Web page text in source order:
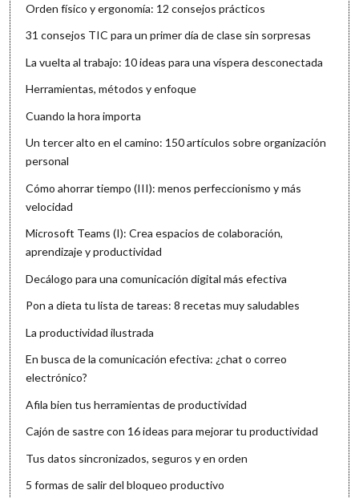
Orden físico y ergonomía: 12 consejos prácticos
31 consejos TIC para un primer día de clase sin sorpresas
La vuelta al trabajo: 10 ideas para una víspera desconectada
Herramientas, métodos y enfoque
Cuando la hora importa
Un tercer alto en el camino: 150 artículos sobre organización
personal
Cómo ahorrar tiempo (III): menos perfeccionismo y más
velocidad
Microsoft Teams (I): Crea espacios de colaboración,
aprendizaje y productividad
Decálogo para una comunicación digital más efectiva
Pon a dieta tu lista de tareas: 8 recetas muy saludables
La productividad ilustrada
En busca de la comunicación efectiva: ¿chat o correo
electrónico?
Afila bien tus herramientas de productividad
Cajón de sastre con 16 ideas para mejorar tu productividad
Tus datos sincronizados, seguros y en orden
5 formas de salir del bloqueo productivo